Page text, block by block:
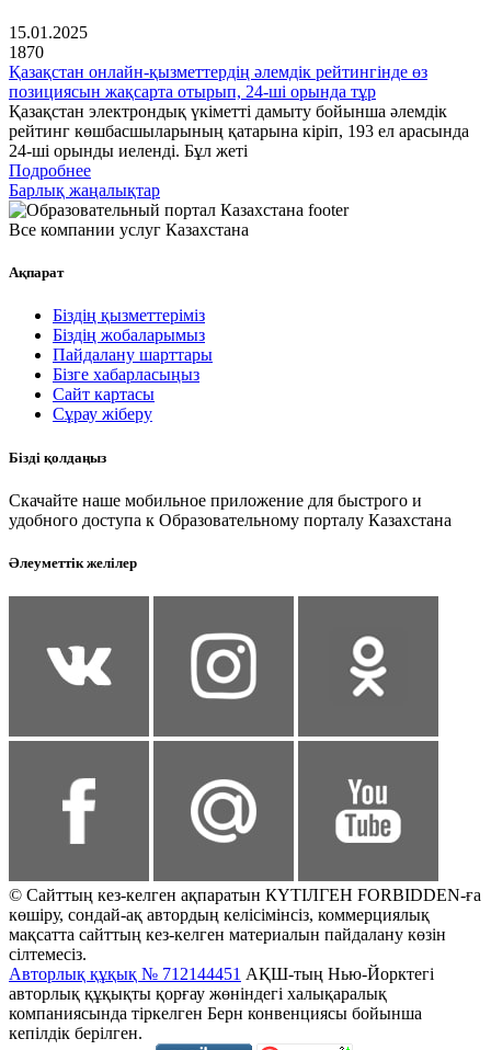
15.01.2025
1870
Қазақстан онлайн-қызметтердің әлемдік рейтингінде өз
позициясын жақсарта отырып, 24-ші орында тұр
Қазақстан электрондық үкіметті дамыту бойынша әлемдік
рейтинг көшбасшыларының қатарына кіріп, 193 ел арасында
24-ші орынды иеленді. Бұл жеті
Подробнее
Барлық жаңалықтар
Все компании услуг Казахстана
Ақпарат
Біздің қызметтеріміз
Біздің жобаларымыз
Пайдалану шарттары
Бізге хабарласыңыз
Сайт картасы
Сұрау жіберу
Бізді қолдаңыз
Скачайте наше мобильное приложение для быстрого и
удобного доступа к Образовательному порталу Казахстана
Әлеуметтік желілер
© Сайттың кез-келген ақпаратын КҮТІЛГЕН FORBIDDEN-ға
көшіру, сондай-ақ автордың келісімінсіз, коммерциялық
мақсатта сайттың кез-келген материалын пайдалану көзін
сілтемесіз.
Авторлық құқық № 712144451 АҚШ-тың Нью-Йорктегі
авторлық құқықты қорғау жөніндегі халықаралық
компаниясында тіркелген Берн конвенциясы бойынша
кепілдік берілген.